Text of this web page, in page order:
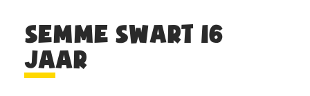
SEMME SWART 16
JAAR